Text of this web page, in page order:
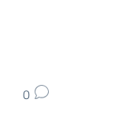
0